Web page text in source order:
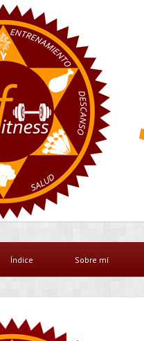
Índice Sobre mí